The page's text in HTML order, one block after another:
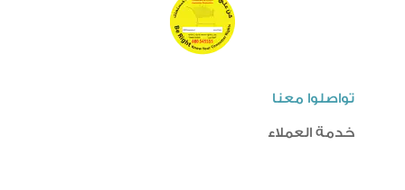
تواصلوا معنا
خدمة العملاء